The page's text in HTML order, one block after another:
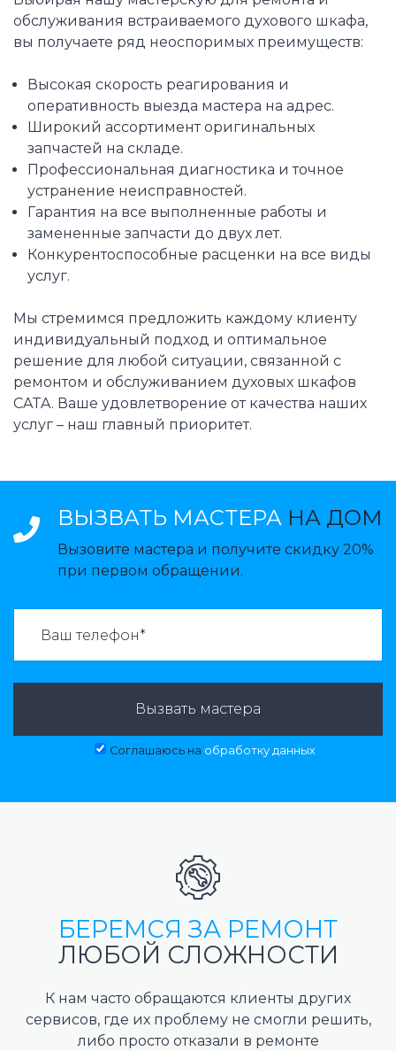
обслуживания встраиваемого духового шкафа,
вы получаете ряд неоспоримых преимуществ:
Высокая скорость реагирования и
оперативность выезда мастера на адрес.
Широкий ассортимент оригинальных
запчастей на складе.
Профессиональная диагностика и точное
устранение неисправностей.
Гарантия на все выполненные работы и
замененные запчасти до двух лет.
Конкурентоспособные расценки на все виды
услуг.
Мы стремимся предложить каждому клиенту
индивидуальный подход и оптимальное
решение для любой ситуации, связанной с
ремонтом и обслуживанием духовых шкафов
CATA. Ваше удовлетворение от качества наших
услуг – наш главный приоритет.
ВЫЗВАТЬ МАСТЕРА НА ДОМ
Вызовите мастера и получите скидку 20%
при первом обращении.
Вызвать мастера
Соглашаюсь на обработку данных
БЕРЕМСЯ ЗА РЕМОНТ
ЛЮБОЙ СЛОЖНОСТИ
К нам часто обращаются клиенты других
сервисов, где их проблему не смогли решить,
либо просто отказали в ремонте